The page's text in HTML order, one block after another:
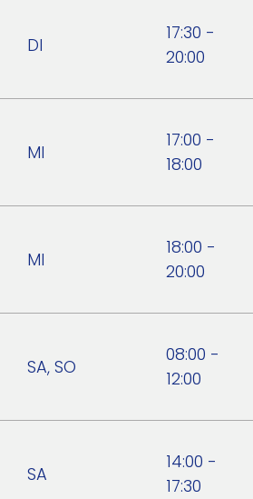
DI
17:30 -
20:00
MI
17:00 -
18:00
MI
18:00 -
20:00
SA, SO
08:00 -
12:00
SA
14:00 -
17:30